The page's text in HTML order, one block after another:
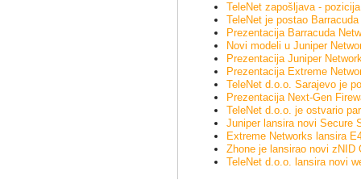
TeleNet zapošljava -
TeleNet je postao
Prezentacija Barracuda
Novi modeli u Juniper
Prezentacija Juniper
Prezentacija Extreme
TeleNet d.o.o. Sarajevo je
Prezentacija Next-Gen
TeleNet d.o.o. je ostvario
Juniper lansira novi Secure
Extreme Networks lansira
Zhone je lansirao novi zNID
TeleNet d.o.o. lansira novi